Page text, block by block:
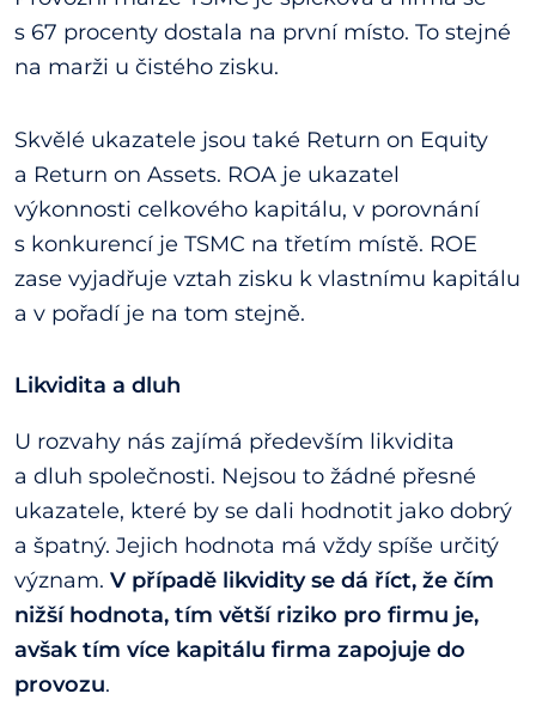
s 67 procenty dostala na první místo. To stejné
na marži u čistého zisku.
Skvělé ukazatele jsou také Return on Equity
a Return on Assets. ROA je ukazatel
výkonnosti celkového kapitálu, v porovnání
s konkurencí je TSMC na třetím místě. ROE
zase vyjadřuje vztah zisku k vlastnímu kapitálu
a v pořadí je na tom stejně.
Likvidita a dluh
U rozvahy nás zajímá především likvidita
a dluh společnosti. Nejsou to žádné přesné
ukazatele, které by se dali hodnotit jako dobrý
a špatný. Jejich hodnota má vždy spíše určitý
význam. V případě likvidity se dá říct, že čím
nižší hodnota, tím větší riziko pro firmu je,
avšak tím více kapitálu firma zapojuje do
provozu.